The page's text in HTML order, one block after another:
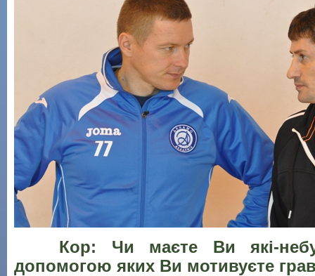
Кор: Чи маєте Ви які-
допомогою яких Ви мотивуєте